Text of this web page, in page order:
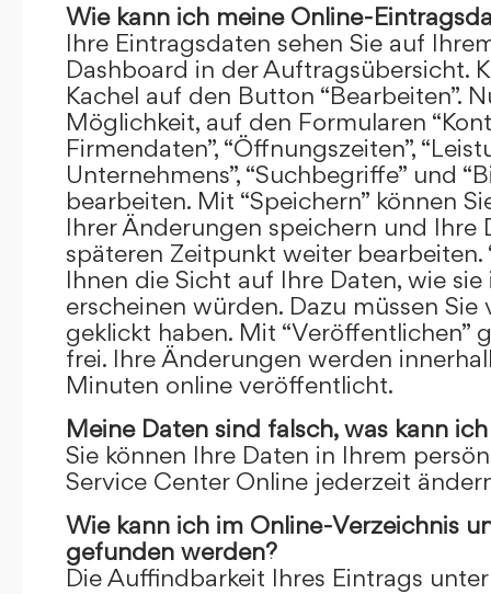
Wie kann ich meine Online-
Ihre Eintragsdaten sehen Sie auf
Dashboard in der Auftragsübersicht.
Kachel auf den Button “Bearbeiten”.
Möglichkeit, auf den Formularen
Firmendaten”, “Öffnungszeiten”,
Unternehmens”, “Suchbegriffe” und
bearbeiten. Mit “Speichern” können
Ihrer Änderungen speichern und Ihre
späteren Zeitpunkt weiter bearbeiten.
Ihnen die Sicht auf Ihre Daten, wie
erscheinen würden. Dazu müssen Sie
geklickt haben. Mit “Veröffentlichen”
frei. Ihre Änderungen werden
Minuten online veröffentlicht.
Meine Daten sind falsch, was kann
Sie können Ihre Daten in Ihrem
Service Center Online jederzeit
Wie kann ich im Online-Verzeichnis
gefunden werden?
Die Auffindbarkeit Ihres Eintrags